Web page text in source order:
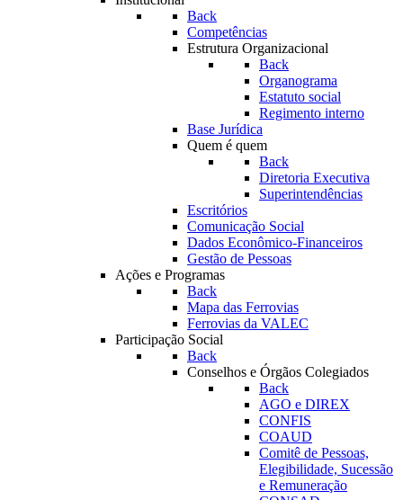
Back
Competências
Estrutura Organizacional
Back
Organograma
Estatuto social
Regimento interno
Base Jurídica
Quem é quem
Back
Diretoria Executiva
Superintendências
Escritórios
Comunicação Social
Dados Econômico-Financeiros
Gestão de Pessoas
Ações e Programas
Back
Mapa das Ferrovias
Ferrovias da VALEC
Participação Social
Back
Conselhos e Órgãos Colegiados
Back
AGO e DIREX
CONFIS
COAUD
Comitê de Pessoas,
Elegibilidade, Sucessão
e Remuneração